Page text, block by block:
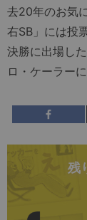
去20年のお気
右SB」には投
決勝に出場し
ロ・ケーラー
残